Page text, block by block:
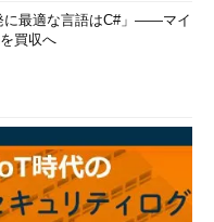
とと
を
ス
す
に最適な言語はC#」――マイ
買収へ